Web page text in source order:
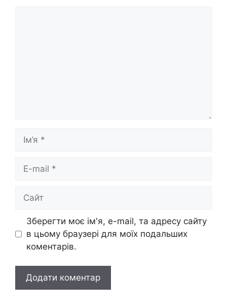
mail
Зберегти моє ім'я, e-mail, та адресу сайту
в цьому браузері для моїх подальших
коментарів.